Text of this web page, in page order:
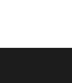
access to
where the